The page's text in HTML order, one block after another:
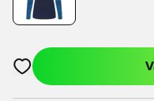
Åbner en Modal til at